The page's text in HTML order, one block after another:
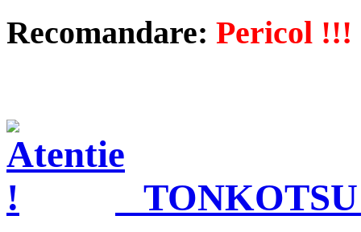
Recomandare: Pericol !!!